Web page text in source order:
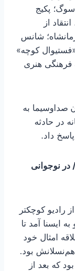
سوگ؛ پکیج
از
شانس
کوچه»
فرهنگی هنری
صداوسیما به
در حادثه
داد.
در نوجوانی
از رادیو کوچکتر
رادیو به ایسنا آمد تا
امثال خود
هم‌نسلانش بود.
که بعد از